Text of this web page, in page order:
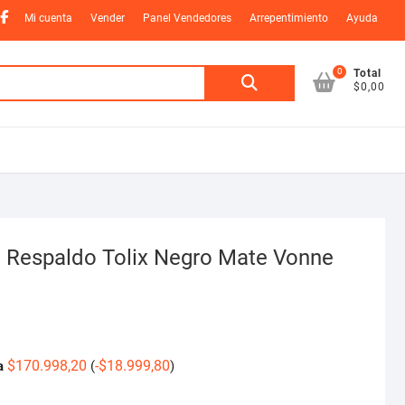
Facebook
Mi cuenta Vender Panel Vendedores Arrepentimiento Ayuda
Buscar
0
Total
$0,00
Tolix Negro Mate Vonne
$170.998,20 (-$18.999,80)